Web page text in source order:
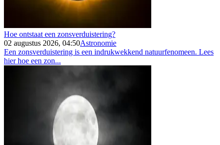
Hoe ontstaat een zonsverduistering?
02 augustus 2026, 04:50Astronomie
Een zonsverduistering is een indrukwekkend natuurfenomeen. Lees
hier hoe een zon...